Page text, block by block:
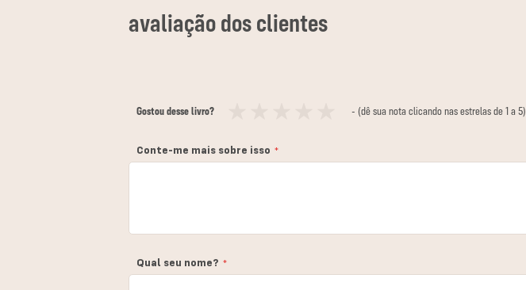
Gostou desse livro?
estrela
estrelas
estrelas
estrelas
estrelas
- (dê sua nota clicando nas estrelas de 1 a 5)
Conte-me mais sobre isso
Qual seu nome?